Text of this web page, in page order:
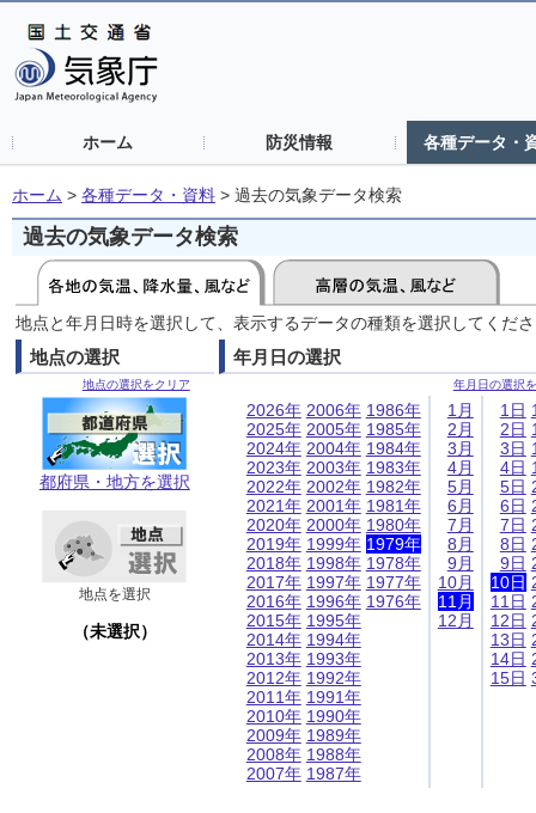
ホーム 防災情報 各種データ・
ホーム > 各種データ・資料 > 過去の気象データ検索
過去の気象データ検索
地点と年月日時を選択して、表示するデータの種類を選択してくだ
地点の選択
地点の選択をクリア
都府県・地方を選択
地点を選択
（未選択）
年月日の選択
年月日の選択
2026年
2025年
2024年
2023年
2022年
2021年
2020年
2019年
2018年
2017年
2016年
2015年
2014年
2013年
2012年
2011年
2010年
2009年
2008年
2007年
2006年
2005年
2004年
2003年
2002年
2001年
2000年
1999年
1998年
1997年
1996年
1995年
1994年
1993年
1992年
1991年
1990年
1989年
1988年
1987年
1986年
1985年
1984年
1983年
1982年
1981年
1980年
1979年
1978年
1977年
1976年
1月
2月
3月
4月
5月
6月
7月
8月
9月
10月
11月
12月
1日
2日
3日
4日
5日
6日
7日
8日
9日
10日
11日
12日
13日
14日
15日